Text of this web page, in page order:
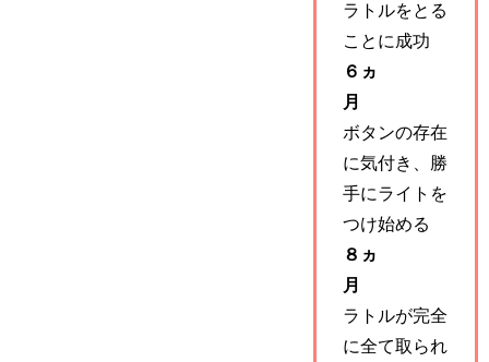
ラトルをとる
ことに成功
６ヵ
月
ボタンの存在
に気付き、勝
手にライトを
つけ始める
８ヵ
月
ラトルが完全
に全て取られ